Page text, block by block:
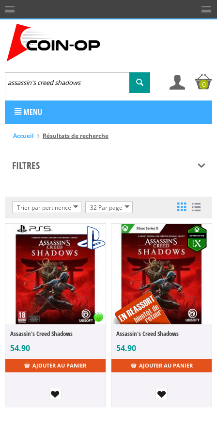
0
MENU
Accueil Résultats de recherche
FILTRES
Trier par pertinence 32 Par page
Assassin's Creed Shadows
54.90
AJOUTER AU PANIER
Assassin's Creed Shadows
54.90
AJOUTER AU PANIER